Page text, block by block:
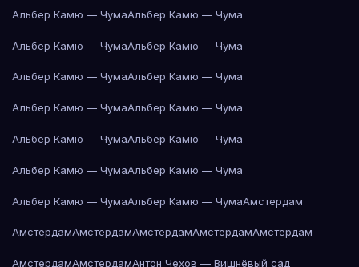
Альбер Камю — ЧумаАльбер Камю — Чума
Альбер Камю — ЧумаАльбер Камю — Чума
Альбер Камю — ЧумаАльбер Камю — Чума
Альбер Камю — ЧумаАльбер Камю — Чума
Альбер Камю — ЧумаАльбер Камю — Чума
Альбер Камю — ЧумаАльбер Камю — Чума
Альбер Камю — ЧумаАльбер Камю — ЧумаАмстердам
АмстердамАмстердамАмстердамАмстердамАмстердам
АмстердамАмстердамАнтон Чехов — Вишнёвый сад